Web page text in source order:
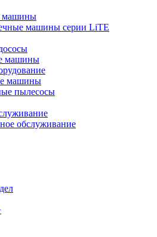
машины
машины серии LiTE
машины
машины
пылесосы
обслуживание